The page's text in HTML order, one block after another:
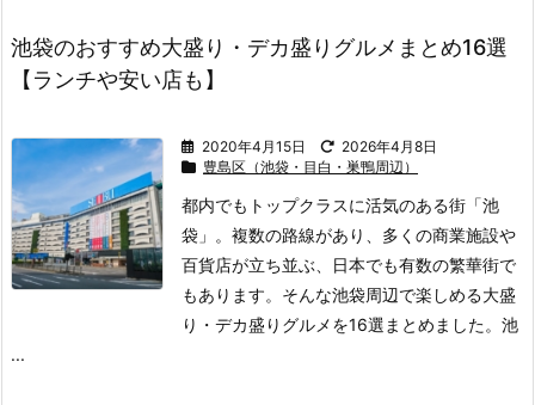
池袋のおすすめ大盛り・デカ盛りグルメまとめ16選
【ランチや安い店も】
2020年4月15日
2026年4月8日
豊島区（池袋・目白・巣鴨周辺）
都内でもトップクラスに活気のある街「池
袋」。 複数の路線があり、多くの商業施設や
百貨店が立ち並ぶ、日本でも有数の繁華街で
もあります。 そんな池袋周辺で楽しめる大盛
り・デカ盛りグルメを16選まとめました。 池
...